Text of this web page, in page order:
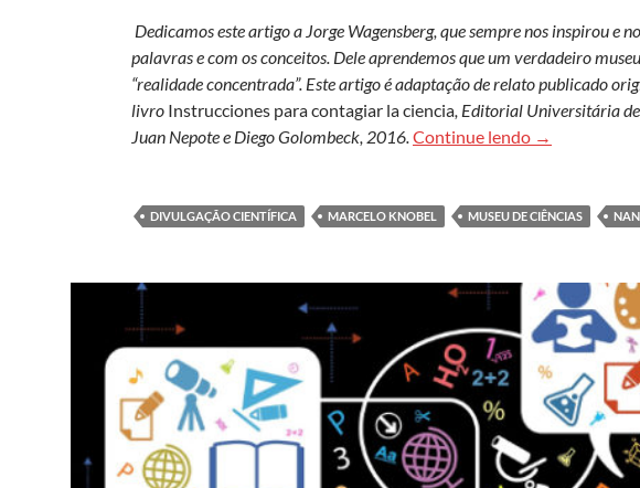
Dedicamos este artigo a Jorge Wagensberg, que sempre nos inspirou e
palavras e com os conceitos. Dele aprendemos que um verdadeiro
“realidade concentrada”. Este artigo é adaptação de relato publicado
livro Instrucciones para contagiar la ciencia, Editorial Universitária
Juan Nepote e Diego Golombeck, 2016.Continue lendo A força da
→
DIVULGAÇÃO CIENTÍFICA MARCELO KNOBEL MUSEU DE CIÊNCIAS